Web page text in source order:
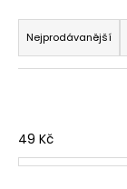
Ř
a
z
í
p
Nejprodávanější
49 Kč
D
o
u
č